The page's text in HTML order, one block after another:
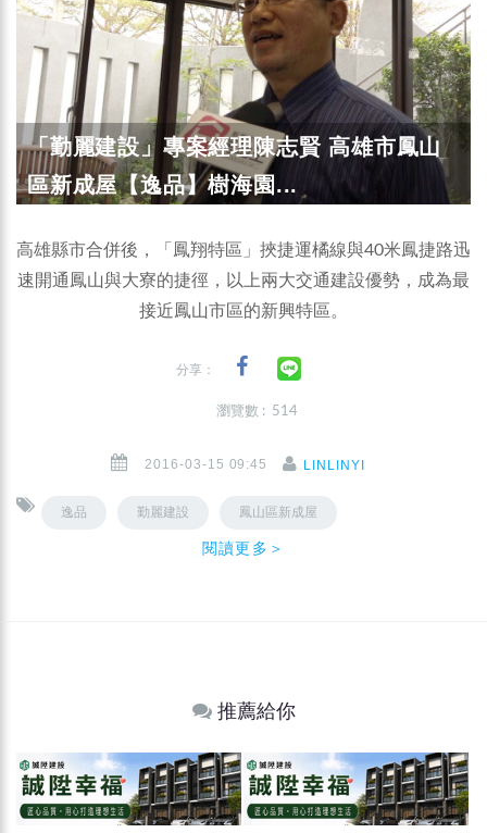
「勤麗建設」專案經理陳志賢 高雄市鳳山
區新成屋【逸品】樹海園...
高雄縣市合併後，「鳳翔特區」挾捷運橘線與40米鳳捷路迅
速開通鳳山與大寮的捷徑，以上兩大交通建設優勢，成為最
接近鳳山市區的新興特區。
分享：
瀏覽數 : 514
2016-03-15 09:45 LINLINYI
逸品 勤麗建設 鳳山區新成屋
閱讀更多＞
推薦給你